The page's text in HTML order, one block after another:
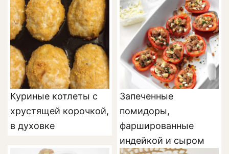
Куриные котлеты с
хрустящей корочкой,
в духовке
Запеченные
помидоры,
фаршированные
индейкой и сыром